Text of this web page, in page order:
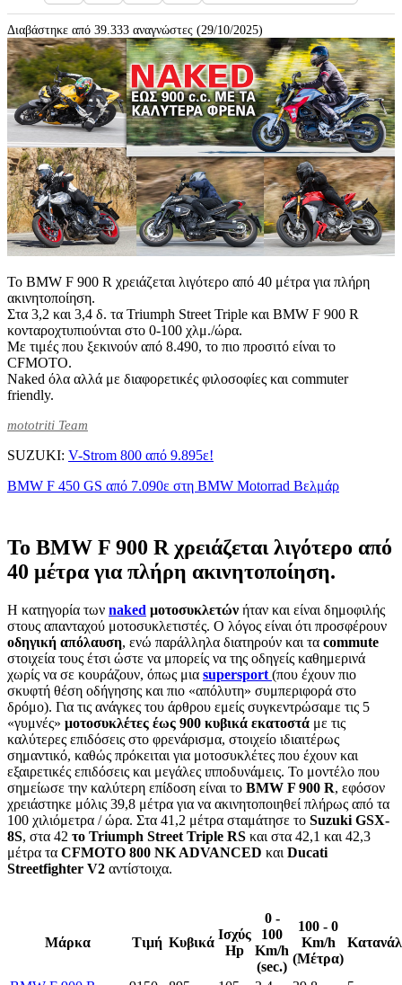
Διαβάστηκε από 39.333 αναγνώστες (29/10/2025)
Το BMW F 900 R χρειάζεται λιγότερο από 40 μέτρα για πλήρη
ακινητοποίηση.
Στα 3,2 και 3,4 δ. τα Triumph Street Triple και BMW F 900 R
κονταροχτυπιούνται στο 0-100 χλμ./ώρα.
Με τιμές που ξεκινούν από 8.490, το πιο προσιτό είναι το
CFMOTO.
Naked όλα αλλά με διαφορετικές φιλοσοφίες και commuter
friendly.
mototriti Team
SUZUKI: V-Strom 800 από 9.895ε!
BMW F 450 GS από 7.090ε στη BMW Motorrad Βελμάρ
Το BMW F 900 R χρειάζεται λιγότερο από
40 μέτρα για πλήρη ακινητοποίηση.
Η κατηγορία των naked μοτοσυκλετών ήταν και είναι δημοφιλής
στους απανταχού μοτοσυκλετιστές. Ο λόγος είναι ότι προσφέρουν
οδηγική απόλαυση, ενώ παράλληλα διατηρούν και τα commute
στοιχεία τους έτσι ώστε να μπορείς να της οδηγείς καθημερινά
χωρίς να σε κουράζουν, όπως μια supersport (που έχουν πιο
σκυφτή θέση οδήγησης και πιο «απόλυτη» συμπεριφορά στο
δρόμο). Για τις ανάγκες του άρθρου εμείς συγκεντρώσαμε τις 5
«γυμνές» μοτοσυκλέτες έως 900 κυβικά εκατοστά με τις
καλύτερες επιδόσεις στο φρενάρισμα, στοιχείο ιδιαιτέρως
σημαντικό, καθώς πρόκειται για μοτοσυκλέτες που έχουν και
εξαιρετικές επιδόσεις και μεγάλες ιπποδυνάμεις. Το μοντέλο που
σημείωσε την καλύτερη επίδοση είναι το BMW F 900 R, εφόσον
χρειάστηκε μόλις 39,8 μέτρα για να ακινητοποιηθεί πλήρως από τα
100 χιλιόμετρα / ώρα. Στα 41,2 μέτρα σταμάτησε το Suzuki GSX-
8S, στα 42 το Triumph Street Triple RS και στα 42,1 και 42,3
μέτρα τα CFMOTO 800 NK ADVANCED και Ducati
Streetfighter V2 αντίστοιχα.
Μάρκα Τιμή Κυβικά
Ισχύς
Hp
0 -
100
Km/h
(sec.)
100 - 0
Km/h
(Μέτρα)